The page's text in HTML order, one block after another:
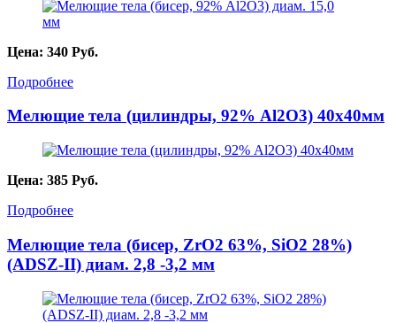
Цена: 340 Руб.
Подробнее
Мелющие тела (цилиндры, 92% Al2O3) 40х40мм
Цена: 385 Руб.
Подробнее
Мелющие тела (бисер, ZrO2 63%, SiO2 28%)
(ADSZ-II) диам. 2,8 -3,2 мм